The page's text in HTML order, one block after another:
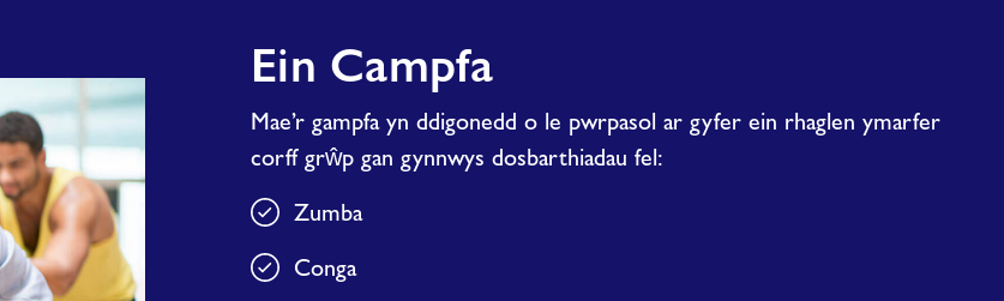
Ein Campfa
Mae’r gampfa yn ddigonedd o le pwrpasol ar gyfer ein rhaglen ymarfer
corff grŵp gan gynnwys dosbarthiadau fel:
Zumba
Conga